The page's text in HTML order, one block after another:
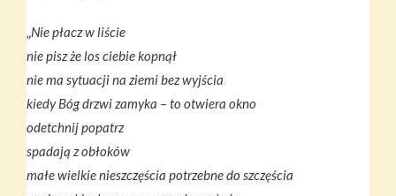
„Nie płacz w liście
nie pisz że los ciebie kopnął
nie ma sytuacji na ziemi bez wyjścia
kiedy Bóg drzwi zamyka – to otwiera okno
odetchnij popatrz
spadają z obłoków
małe wielkie nieszczęścia potrzebne do szczęścia